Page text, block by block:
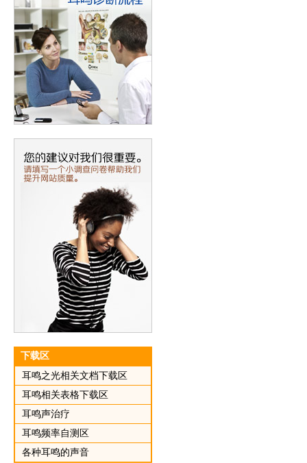
下载区
耳鸣之光相关文档下载区
耳鸣相关表格下载区
耳鸣声治疗
耳鸣频率自测区
各种耳鸣的声音